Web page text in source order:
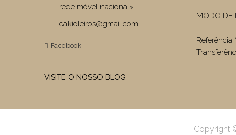
rede móvel nacional»
cakioleiros@gmail.com
Facebook
VISITE O NOSSO BLOG
MODO DE
Copyright